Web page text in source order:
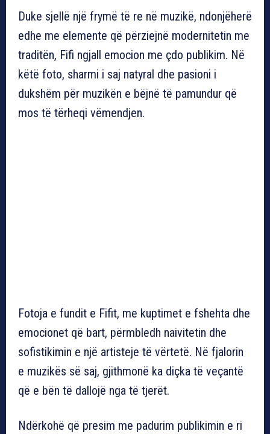
Duke sjellë një frymë të re në muzikë, ndonjëherë
edhe me elemente që përziejnë modernitetin me
traditën, Fifi ngjall emocion me çdo publikim. Në
këtë foto, sharmi i saj natyral dhe pasioni i
dukshëm për muzikën e bëjnë të pamundur që
mos të tërheqi vëmendjen.
Fotoja e fundit e Fifit, me kuptimet e fshehta dhe
emocionet që bart, përmbledh naivitetin dhe
sofistikimin e një artisteje të vërtetë. Në fjalorin
e muzikës së saj, gjithmonë ka diçka të veçantë
që e bën të dallojë nga të tjerët.
Ndërkohë që presim me padurim publikimin e ri